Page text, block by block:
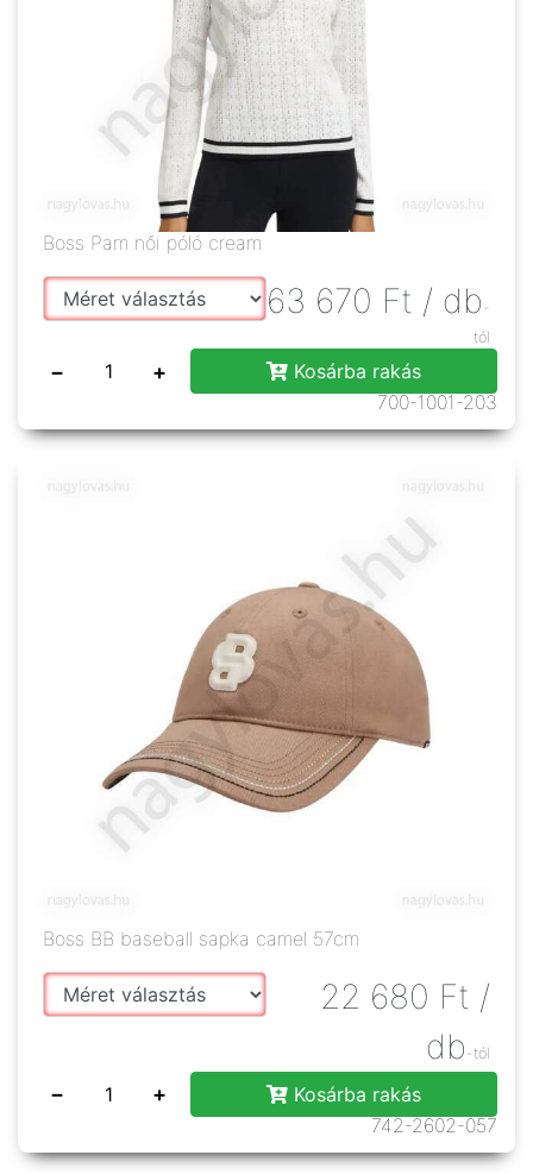
Boss Pam női póló cream
63 670 Ft / db -
tól
− +
Kosárba rakás
700-1001-203
Boss BB baseball sapka camel 57cm
22 680 Ft /
db -tól
− +
Kosárba rakás
742-2602-057